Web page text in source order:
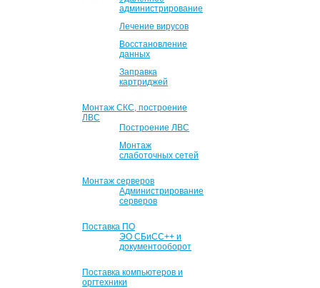
администрирование
Лечение вирусов
Восстановление
данных
Заправка
картриджей
Монтаж СКС, построение
ЛВС
Построение ЛВС
Монтаж
слаботочных сетей
Монтаж серверов
Администрирование
серверов
Поставка ПО
ЭО СБиСС++ и
документооборот
Поставка компьютеров и
оргтехники